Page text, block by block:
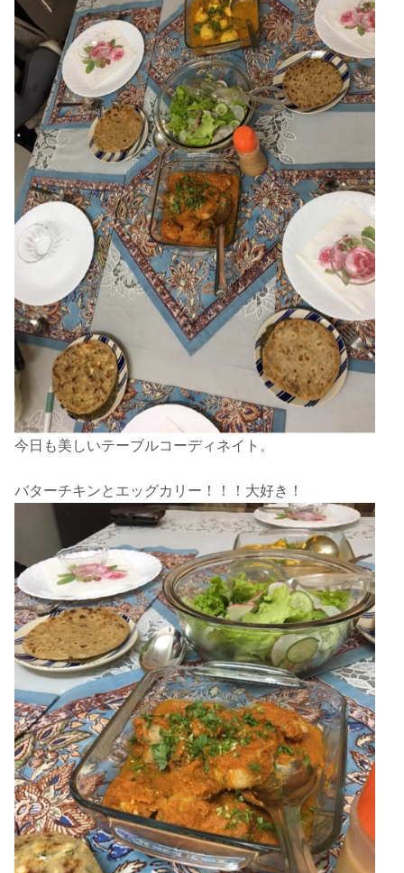
今日も美しいテーブルコーディネイト。
バターチキンとエッグカリー！！！大好き！